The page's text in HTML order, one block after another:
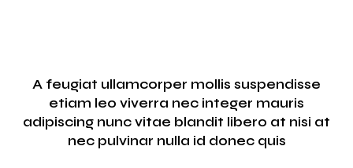
A feugiat ullamcorper mollis suspendisse
etiam leo viverra nec integer mauris
adipiscing nunc vitae blandit libero at nisi at
nec pulvinar nulla id donec quis